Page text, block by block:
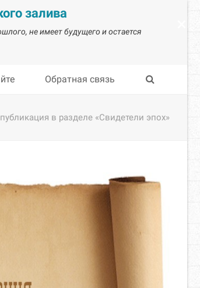
залива
не имеет будущего и остается
Обратная связь
в разделе «Свидетели эпох»